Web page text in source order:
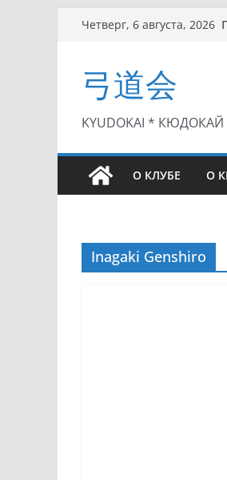
Перейти
Четверг, 6 августа, 2026
弓道会
KYUDOKAI * КЮДОКАЙ
О КЛУБЕ О
Inagaki Genshiro